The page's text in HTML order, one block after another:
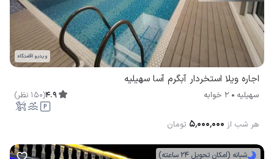
ویدیو اقامتگاه
اجاره ویلا استخردار آبگرم آسا سهیلیه
سهیلیه 2 خوابه 4.9
(
150 نظر)
هر شب از ۵٬۰۰۰٬۰۰۰ تومان
شبانه (امکان تحویل 24 ساعته)